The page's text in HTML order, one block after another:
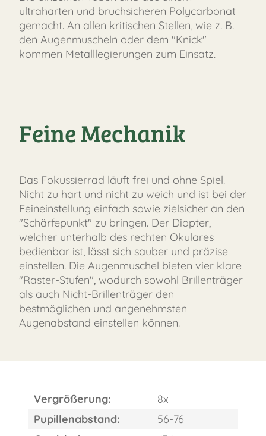
ultraharten und bruchsicheren Polycarbonat
gemacht. An allen kritischen Stellen, wie z. B.
den Augenmuscheln oder dem "Knick"
kommen Metalllegierungen zum Einsatz.
Feine Mechanik
Das Fokussierrad läuft frei und ohne Spiel.
Nicht zu hart und nicht zu weich und ist bei der
Feineinstellung einfach sowie zielsicher an den
"Schärfepunkt" zu bringen. Der Diopter,
welcher unterhalb des rechten Okulares
bedienbar ist, lässt sich sauber und präzise
einstellen. Die Augenmuschel bieten vier klare
"Raster-Stufen", wodurch sowohl Brillenträger
als auch Nicht-Brillenträger den
bestmöglichen und angenehmsten
Augenabstand einstellen können.
Vergrößerung:
8x
Pupillenabstand:
56-76